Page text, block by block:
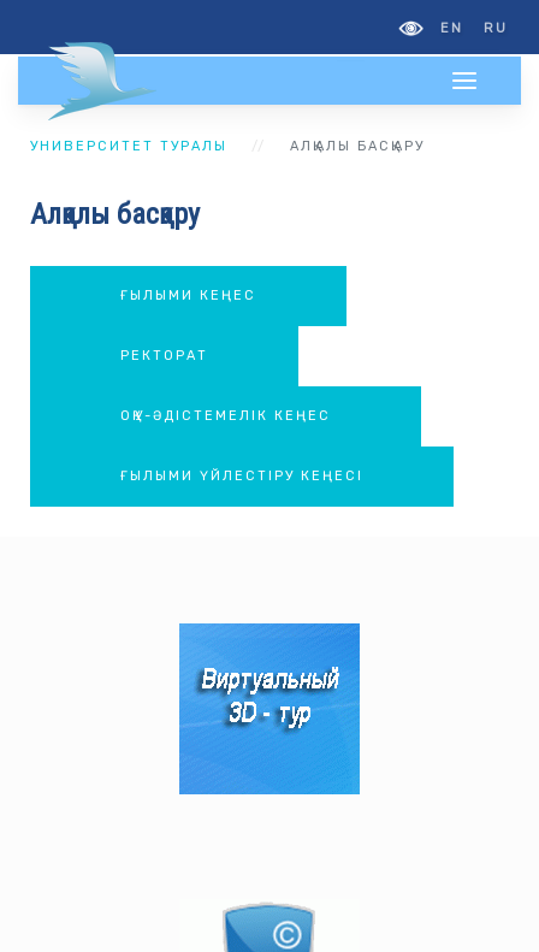
EN RU
УНИВЕРСИТЕТ ТУРАЛЫ АЛҚАЛЫ БАСҚАРУ
Алқалы басқару
ҒЫЛЫМИ КЕҢЕС
РЕКТОРАТ
ОҚУ-ӘДІСТЕМЕЛІК КЕҢЕС
ҒЫЛЫМИ ҮЙЛЕСТІРУ КЕҢЕСІ